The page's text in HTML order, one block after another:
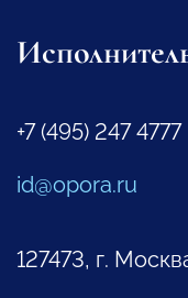
+7 (495) 247 4777
id@opora.ru
127473, г.